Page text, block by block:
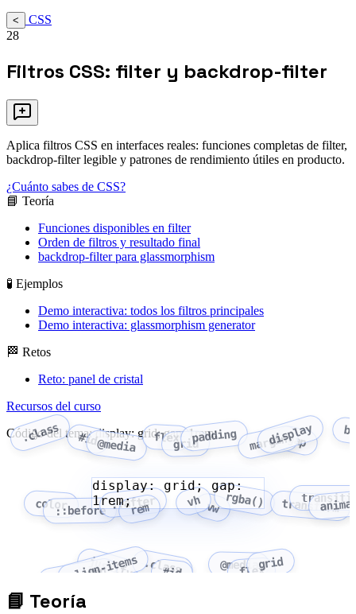
<
CSS
28
Filtros CSS: filter y backdrop-filter
Aplica filtros CSS en interfaces reales: funciones completas de filter,
backdrop-filter legible y patrones de rendimiento útiles en producto.
¿Cuánto sabes de CSS?
📘 Teoría
Funciones disponibles en filter
Orden de filtros y resultado final
backdrop-filter para glassmorphism
🧪 Ejemplos
Demo interactiva: todos los filtros principales
Demo interactiva: glassmorphism generator
🏁 Retos
Reto: panel de cristal
Recursos del curso
Código del tema: display: grid; gap: 1rem;
.class #id@media flexgridpadding margindisplay
gap
color::before ::after
rem vh vw rgba() transform
flex-wrap
align-items
justify-content
.class
#id
@mediaflexgrid
display: grid; gap:
1rem;
📘 Teoría